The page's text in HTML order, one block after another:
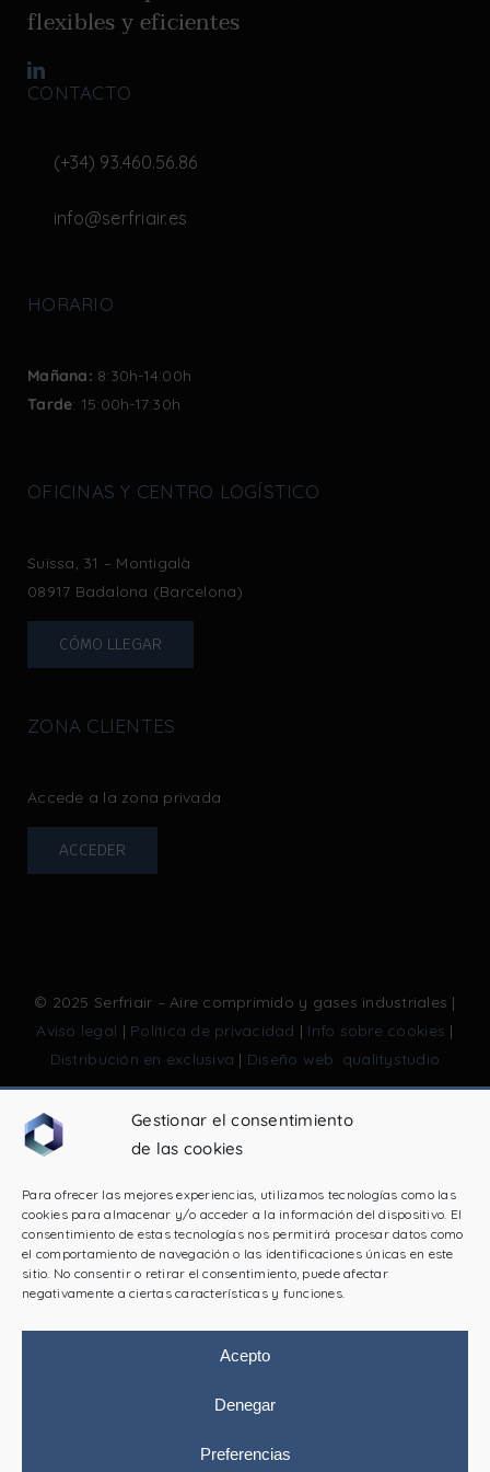
Gestionar el consentimiento
de las cookies
Para ofrecer las mejores experiencias, utilizamos tecnologías como las
cookies para almacenar y/o acceder a la información del dispositivo. El
consentimiento de estas tecnologías nos permitirá procesar datos como
el comportamiento de navegación o las identificaciones únicas en este
sitio. No consentir o retirar el consentimiento, puede afectar
negativamente a ciertas características y funciones.
Acepto
Denegar
Preferencias
flexibles y eficientes
CONTACTO
(+34) 93.460.56.86
info@serfriair.es
HORARIO
Mañana: 8:30h-14:00h
Tarde: 15:00h-17:30h
OFICINAS Y CENTRO LOGÍSTICO
Suïssa, 31 – Montigalà
08917 Badalona (Barcelona)
CÓMO LLEGAR
ZONA CLIENTES
Accede a la zona privada
ACCEDER
© 2025 Serfriair – Aire comprimido y gases industriales |
Aviso legal | Política de privacidad | Info sobre cookies |
Distribución en exclusiva | Diseño web: qualitystudio
PROGRAMA KIT DIGITAL COFINANCIADO POR LOS
RECUPERACIÓN Y RESILIENCIA